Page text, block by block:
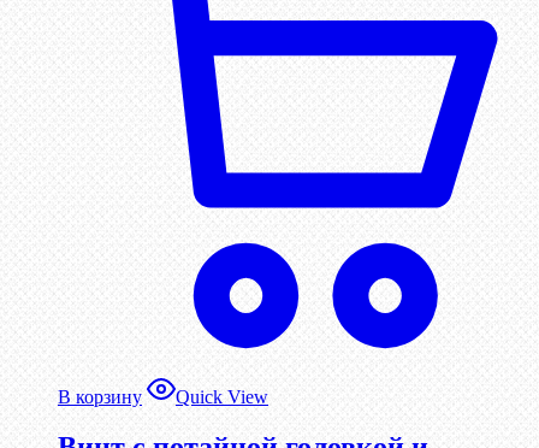
В корзину Quick View